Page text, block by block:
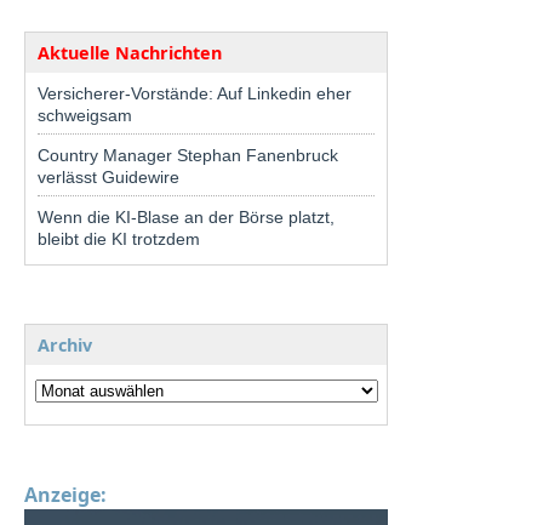
Aktuelle Nachrichten
Versicherer-Vorstände: Auf Linkedin eher
schweigsam
Country Manager Stephan Fanenbruck
verlässt Guidewire
Wenn die KI-Blase an der Börse platzt,
bleibt die KI trotzdem
Archiv
Anzeige: